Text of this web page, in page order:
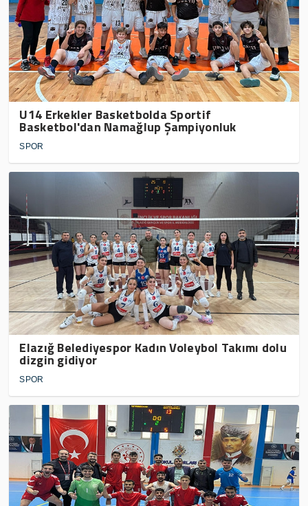
U14 Erkekler Basketbolda Sportif
Basketbol'dan Namağlup Şampiyonluk
SPOR
Elazığ Belediyespor Kadın Voleybol Takımı dolu
dizgin gidiyor
SPOR